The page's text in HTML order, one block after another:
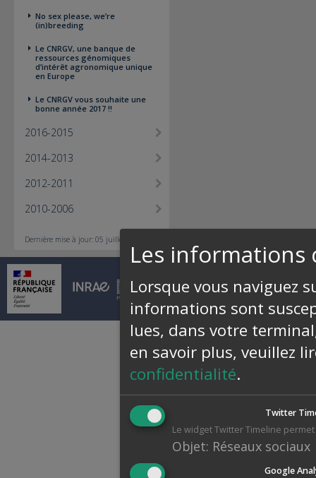
No sex please, we’re
(in)breeding
Le CNRGV, une banque de
ressources génomiques
d’intérêt agronomique unique
en Europe
Le CNRGV vous souhaite une
bonne année 2017 !!
2016-2015
2014-2013
2012-2011
2010-2006
Dernière mise à jour: 05 juillet 2018
© INRAE 2026 | Contact|
Les informations
Lorsque vous naviguez
informations sont
lues, dans votre
en savoir plus, veuillez
confidentialité.
Twitter
Le widget Twitter Timeline
Objet: Réseaux sociaux
Google